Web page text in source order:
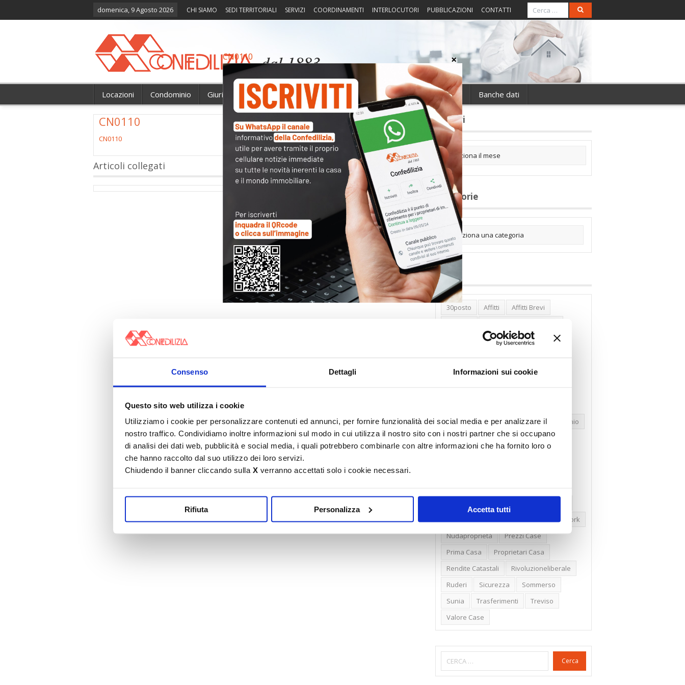
Consenso Dettagli Informazioni sui cookie
Questo sito web utilizza i cookie
Utilizziamo i cookie per personalizzare contenuti ed annunci, per fornire funzionalità dei social media e per analizzare il
nostro traffico. Condividiamo inoltre informazioni sul modo in cui utilizza il nostro sito con i nostri partner che si occupano
di analisi dei dati web, pubblicità e social media, i quali potrebbero combinarle con altre informazioni che ha fornito loro o
che hanno raccolto dal suo utilizzo dei loro servizi.
Chiudendo il banner cliccando sulla X verranno accettati solo i cookie necessari.
Rifiuta Personalizza Accetta tutti
domenica, 9 Agosto 2026 CHI SIAMO SEDI TERRITORIALI SERVIZI COORDINAMENTI INTERLOCUTORI PUBBLICAZIONI CONTATTI
Locazioni Condominio Giurisprudenza Fisco Portierato Intorno alla casa Notizie Banche dati
CN0110
CN0110
Articoli collegati
Archivi
Categorie
Tag
30posto Affitti
Affitti Brevi
Banca Woolwich
Bilocali
Cambioabitazione
Carenza Alloggi
Compravendite Immobiliari
Condominio
Confcommercio
Confedilizia.EU
New York
Nudaproprietà
Prezzi Case
Prima Casa
Proprietari Casa
Rendite Catastali
Rivoluzioneliberale
Ruderi
Sicurezza
Sommerso
Sunia
Trasferimenti
Treviso
Valore Case
Cerca
CN0110